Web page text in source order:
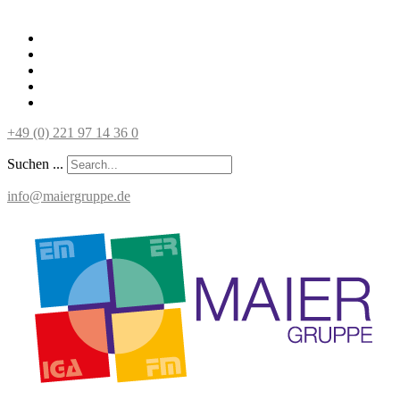
+49 (0) 221 97 14 36 0
Suchen ...
info@maiergruppe.de